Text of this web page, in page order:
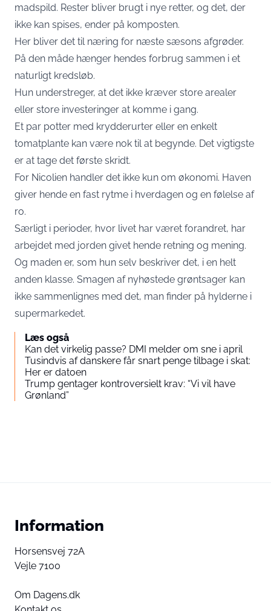
madspild. Rester bliver brugt i nye retter, og det, der
ikke kan spises, ender på komposten.
Her bliver det til næring for næste sæsons afgrøder.
På den måde hænger hendes forbrug sammen i et
naturligt kredsløb.
Hun understreger, at det ikke kræver store arealer
eller store investeringer at komme i gang.
Et par potter med krydderurter eller en enkelt
tomatplante kan være nok til at begynde. Det vigtigste
er at tage det første skridt.
For Nicolien handler det ikke kun om økonomi. Haven
giver hende en fast rytme i hverdagen og en følelse af
ro.
Særligt i perioder, hvor livet har været forandret, har
arbejdet med jorden givet hende retning og mening.
Og maden er, som hun selv beskriver det, i en helt
anden klasse. Smagen af nyhøstede grøntsager kan
ikke sammenlignes med det, man finder på hylderne i
supermarkedet.
Læs også
Kan det virkelig passe? DMI melder om sne i april
Tusindvis af danskere får snart penge tilbage i skat:
Her er datoen
Trump gentager kontroversielt krav: “Vi vil have
Grønland”
Information
Horsensvej 72A
Vejle 7100
Om Dagens.dk